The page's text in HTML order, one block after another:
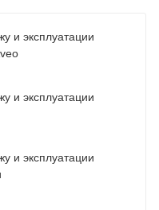
и эксплуатации
и эксплуатации
и эксплуатации